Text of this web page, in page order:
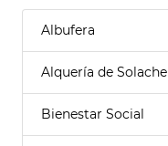
Albufera
Alquería de Solache
Bienestar Social